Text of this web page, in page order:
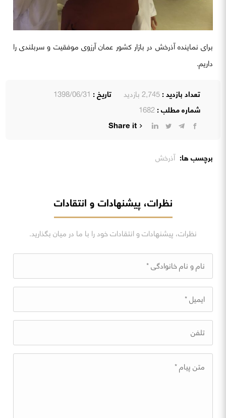
برای نماینده آذرخش در بازار کشور عمان آرزوی موفقیت و سربلندی را
داریم.
تعداد بازدید :2,745 بازدید تاریخ : 1398/06/31
شماره مطلب :1682
Share it
برچسب ها: آذرخش
نظرات، پیشنهادات و انتقادات
نظرات، پیشنهادات و انتقادات خود را با ما در میان بگذارید.